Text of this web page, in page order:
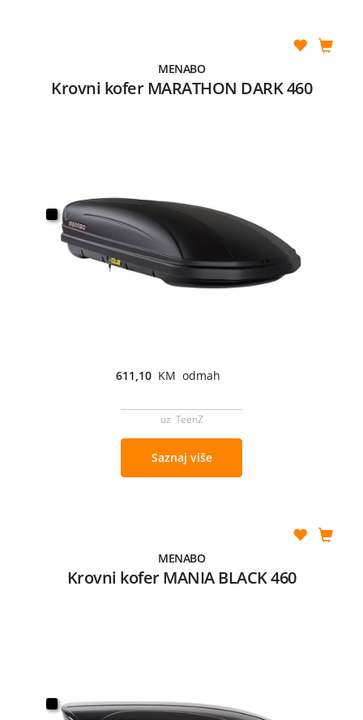
MENABO
Krovni kofer MARATHON DARK 460
611,10 KM odmah
uz TeenZ
Saznaj više
MENABO
Krovni kofer MANIA BLACK 460